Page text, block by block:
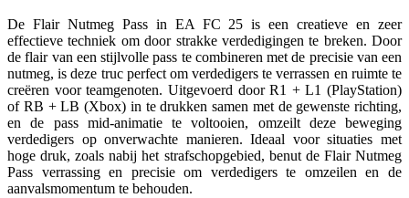
De Flair Nutmeg Pass in EA FC 25 is een creatieve en zeer
effectieve techniek om door strakke verdedigingen te breken. Door
de flair van een stijlvolle pass te combineren met de precisie van een
nutmeg, is deze truc perfect om verdedigers te verrassen en ruimte te
creëren voor teamgenoten. Uitgevoerd door R1 + L1 (PlayStation)
of RB + LB (Xbox) in te drukken samen met de gewenste richting,
en de pass mid-animatie te voltooien, omzeilt deze beweging
verdedigers op onverwachte manieren. Ideaal voor situaties met
hoge druk, zoals nabij het strafschopgebied, benut de Flair Nutmeg
Pass verrassing en precisie om verdedigers te omzeilen en de
aanvalsmomentum te behouden.